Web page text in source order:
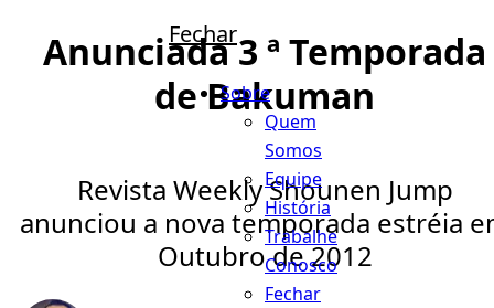
Fechar
Sobre
Quem
Somos
Equipe
História
Trabalhe
Conosco
Fechar
Anunciada 3 ª Temporada
de Bakuman
Revista Weekly Shounen Jump
anunciou a nova temporada estréia
Outubro de 2012